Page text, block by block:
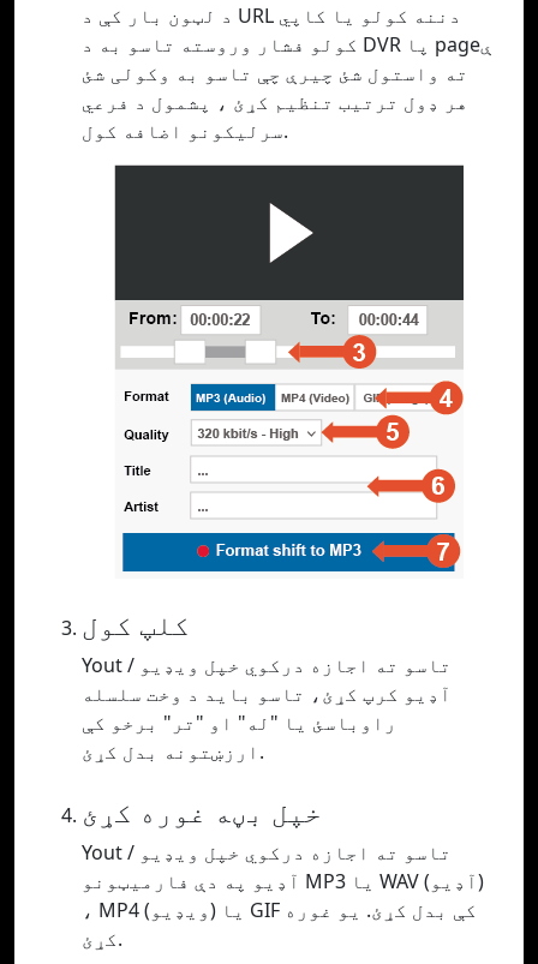
د لټون بار کې د URL دننه کولو یا کاپي
کولو فشار وروسته تاسو به د DVR پا pageې
ته واستول شئ چیرې چې تاسو به وکولی شئ
هر ډول ترتیب تنظیم کړئ ، پشمول د فرعي
سرلیکونو اضافه کول.
کلپ کول
Yout تاسو ته اجازه درکوي خپل ویډیو /
آډیو کرپ کړئ، تاسو باید د وخت سلسله
راوباسئ یا "له" او "تر" برخو کې
ارزښتونه بدل کړئ.
خپل بڼه غوره کړئ
Yout تاسو ته اجازه درکوي خپل ویډیو /
آډیو په دې فارمیټونو MP3 یا WAV (آډیو)
، MP4 (ویډیو) یا GIF کې بدل کړئ. یو غوره
کړئ.